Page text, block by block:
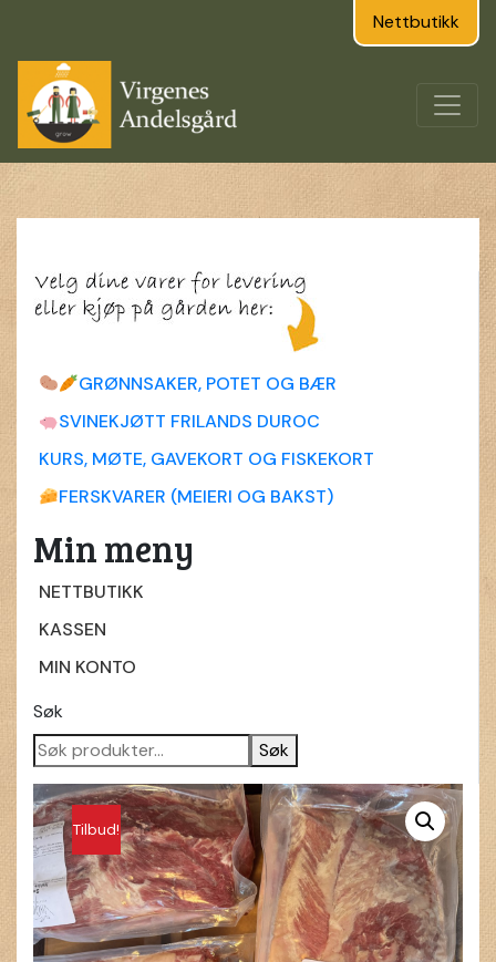
Nettbutikk
GRØNNSAKER, POTET OG BÆR
SVINEKJØTT FRILANDS DUROC
KURS, MØTE, GAVEKORT OG FISKEKORT
FERSKVARER (MEIERI OG BAKST)
Min meny
NETTBUTIKK
KASSEN
MIN KONTO
Søk
Søk
Tilbud!